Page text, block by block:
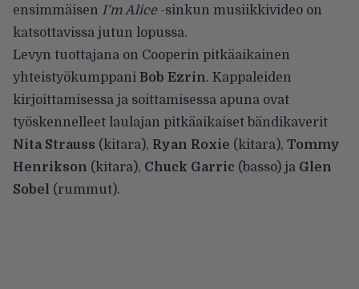
ensimmäisen I’m Alice-sinkun musiikkivideo on
katsottavissa jutun lopussa.
Levyn tuottajana on Cooperin pitkäaikainen
yhteistyökumppani Bob Ezrin. Kappaleiden
kirjoittamisessa ja soittamisessa apuna ovat
työskennelleet laulajan pitkäaikaiset bändikaverit
Nita Strauss (kitara), Ryan Roxie (kitara), Tommy
Henrikson (kitara), Chuck Garric (basso) ja Glen
Sobel (rummut).